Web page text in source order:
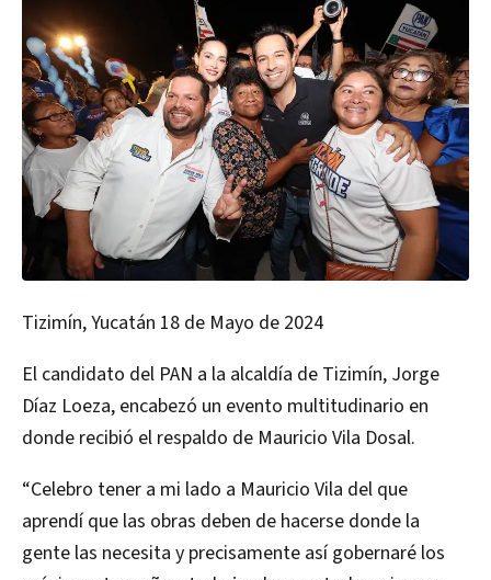
Tizimín, Yucatán 18 de Mayo de 2024
El candidato del PAN a la alcaldía de Tizimín, Jorge
Díaz Loeza, encabezó un evento multitudinario en
donde recibió el respaldo de Mauricio Vila Dosal.
“Celebro tener a mi lado a Mauricio Vila del que
aprendí que las obras deben de hacerse donde la
gente las necesita y precisamente así gobernaré los